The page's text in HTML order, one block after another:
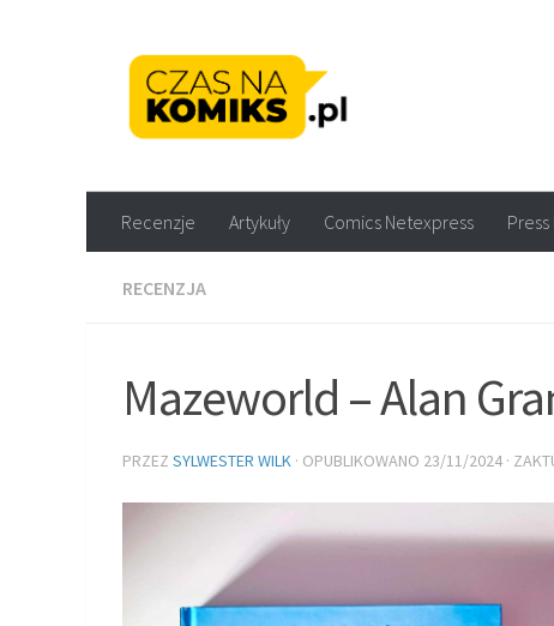
Recenzje Artykuły Comics Netexpress
RECENZJA
Mazeworld – Alan
PRZEZ SYLWESTER WILK · OPUBLIKOWANO 23/11/2024 ·